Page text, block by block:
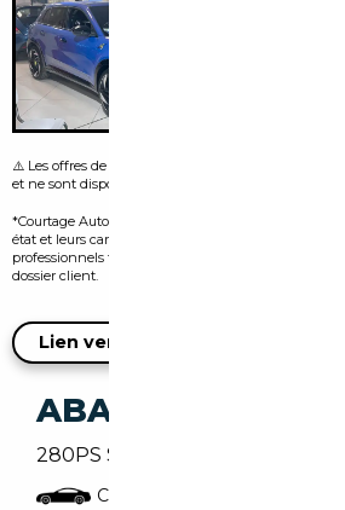
⚠️ Les offres de leasing visibles sur certaines images
et ne sont disponibles que dans le pays d’origine de
*Courtage Auto n’est pas vendeur des véhicules
état et leurs caractéristiques dépendent
professionnels tiers et doivent être confirmés auprès
dossier client.
Lien vers l'annonce du vendeur
ABARTH 600E
280PS Scorpionissima,
Coupé